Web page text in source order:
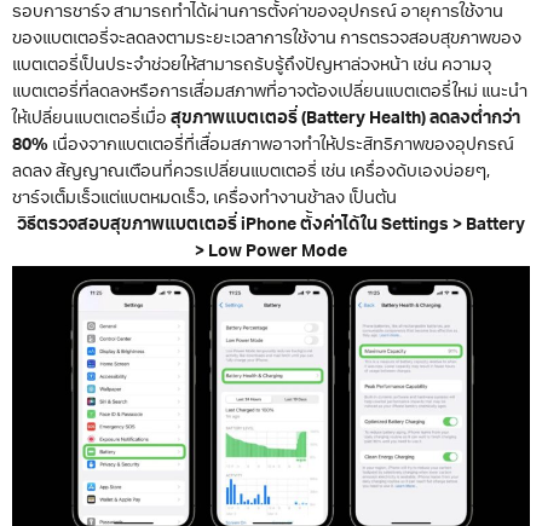
รอบการชาร์จ สามารถทำได้ผ่านการตั้งค่าของอุปกรณ์ อายุการใช้งาน
ของแบตเตอรี่จะลดลงตามระยะเวลาการใช้งาน การตรวจสอบสุขภาพของ
แบตเตอรี่เป็นประจำช่วยให้สามารถรับรู้ถึงปัญหาล่วงหน้า เช่น ความจุ
แบตเตอรี่ที่ลดลงหรือการเสื่อมสภาพที่อาจต้องเปลี่ยนแบตเตอรี่ใหม่ แนะนำ
ให้เปลี่ยนแบตเตอรี่เมื่อ สุขภาพแบตเตอรี่ (Battery Health) ลดลงต่ำกว่า
80% เนื่องจากแบตเตอรี่ที่เสื่อมสภาพอาจทำให้ประสิทธิภาพของอุปกรณ์
ลดลง สัญญาณเตือนที่ควรเปลี่ยนแบตเตอรี่ เช่น เครื่องดับเองบ่อยๆ,
ชาร์จเต็มเร็วแต่แบตหมดเร็ว, เครื่องทำงานช้าลง เป็นต้น
วิธีตรวจสอบสุขภาพแบตเตอรี่ iPhone ตั้งค่าได้ใน Settings > Battery
> Low Power Mode